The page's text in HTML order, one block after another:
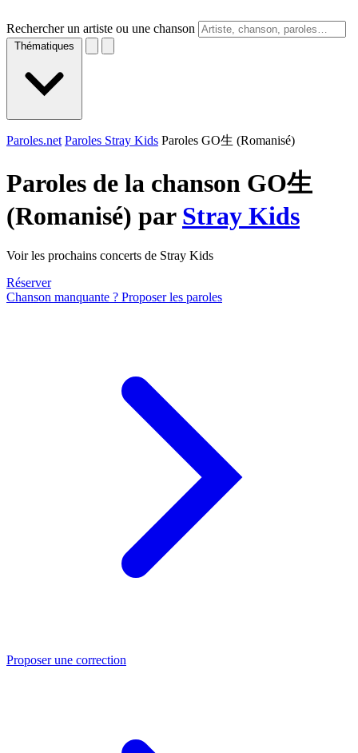
Rechercher un artiste ou une chanson
Thématiques
Paroles.net Paroles Stray Kids Paroles GO生 (Romanisé)
Paroles de la chanson GO生
(Romanisé) par Stray Kids
Voir les prochains concerts de Stray Kids
Réserver
Chanson manquante ? Proposer les paroles
Proposer une correction